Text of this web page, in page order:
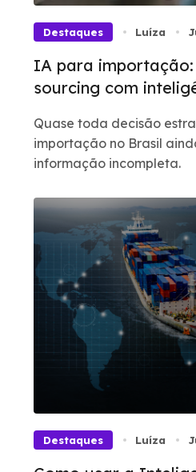
Destaques Luíza
IA para importação:
sourcing com
Quase toda decisão
importação no Brasil
informação incompleta.
Destaques Luíza